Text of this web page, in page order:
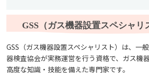
GSS（ガス機器設置スペシャリ
GSS（ガス機器設置スペシャリスト）は、一
器検査協会が実務運営を行う資格で、ガス機
高度な知識・技能を備えた専門家です。